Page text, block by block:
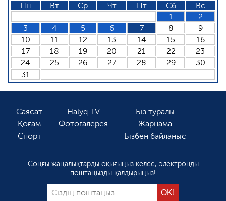
Пн Вт Ср Чт Пт Сб
Вс
1
2
3
4 5 6 7 8
9
10
11 12 13 14 15
16
17
18 19 20 21 22
23
24
25 26 27 28 29
30
31
Саясат
Қоғам
Спорт
Halyq TV
Фотогалерея
Біз туралы
Жарнама
Бізбен байланыс
Соңғы жаңалықтарды оқығыңыз келсе, электронды
поштаңызды қалдырыңыз!